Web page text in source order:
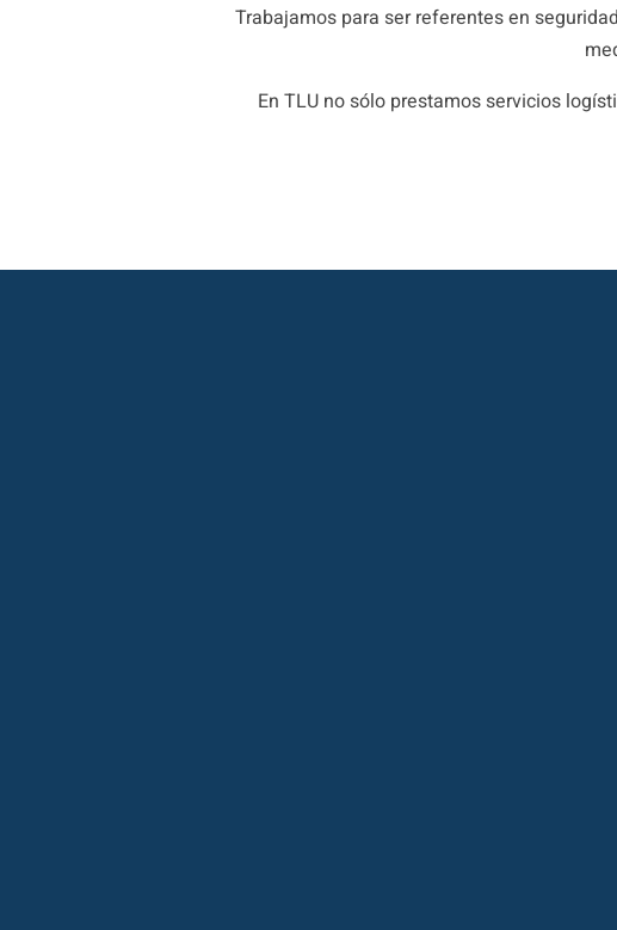
Trabajamos para ser referentes en
En TLU no sólo prestamos servicios